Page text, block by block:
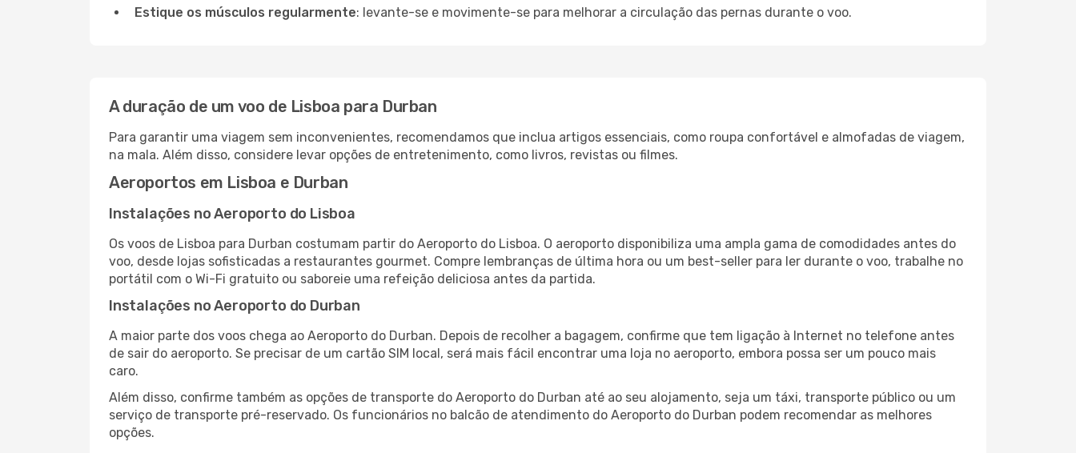
Estique os músculos regularmente: levante-se e movimente-se para melhorar a circulação das pernas durante o voo.
A duração de um voo de Lisboa para Durban
Para garantir uma viagem sem inconvenientes, recomendamos que inclua artigos essenciais, como roupa confortável e almofadas de viagem,
na mala. Além disso, considere levar opções de entretenimento, como livros, revistas ou filmes.
Aeroportos em Lisboa e Durban
Instalações no Aeroporto do Lisboa
Os voos de Lisboa para Durban costumam partir do Aeroporto do Lisboa. O aeroporto disponibiliza uma ampla gama de comodidades antes do
voo, desde lojas sofisticadas a restaurantes gourmet. Compre lembranças de última hora ou um best-seller para ler durante o voo, trabalhe no
portátil com o Wi-Fi gratuito ou saboreie uma refeição deliciosa antes da partida.
Instalações no Aeroporto do Durban
A maior parte dos voos chega ao Aeroporto do Durban. Depois de recolher a bagagem, confirme que tem ligação à Internet no telefone antes
de sair do aeroporto. Se precisar de um cartão SIM local, será mais fácil encontrar uma loja no aeroporto, embora possa ser um pouco mais
caro.
Além disso, confirme também as opções de transporte do Aeroporto do Durban até ao seu alojamento, seja um táxi, transporte público ou um
serviço de transporte pré-reservado. Os funcionários no balcão de atendimento do Aeroporto do Durban podem recomendar as melhores
opções.